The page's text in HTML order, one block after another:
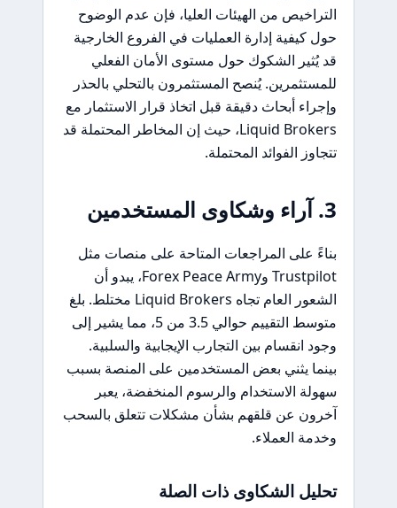
التراخيص من الهيئات العليا، فإن عدم الوضوح
حول كيفية إدارة العمليات في الفروع الخارجية
قد يُثير الشكوك حول مستوى الأمان الفعلي
للمستثمرين. يُنصح المستثمرون بالتحلي بالحذر
وإجراء أبحاث دقيقة قبل اتخاذ قرار الاستثمار مع
Liquid Brokers، حيث إن المخاطر المحتملة قد
تتجاوز الفوائد المحتملة.
3. آراء وشكاوى المستخدمين
بناءً على المراجعات المتاحة على منصات مثل
Trustpilot وForex Peace Army، يبدو أن
الشعور العام تجاه Liquid Brokers مختلط. بلغ
متوسط التقييم حوالي 3.5 من 5، مما يشير إلى
وجود انقسام بين التجارب الإيجابية والسلبية.
بينما يثني بعض المستخدمين على المنصة بسبب
سهولة الاستخدام والرسوم المنخفضة، يعبر
آخرون عن قلقهم بشأن مشكلات تتعلق بالسحب
وخدمة العملاء.
تحليل الشكاوى ذات الصلة